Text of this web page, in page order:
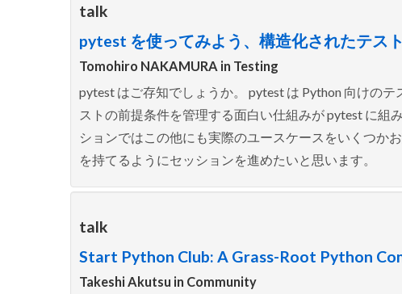
talk
pytest を使ってみよう、構造化されたテス
Tomohiro NAKAMURA in Testing
pytest はご存知でしょうか。 pytest は Python 向けの
ストの前提条件を管理する面白い仕組みが pytest に組
ションではこの他にも実際のユースケースをいくつか
を持てるようにセッションを進めたいと思います。
talk
Start Python Club: A Grass-Root Python
Takeshi Akutsu in Community